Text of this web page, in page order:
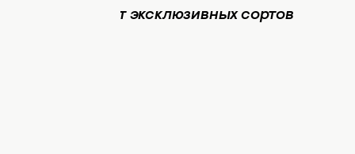
ассортимент эксклюзивных сортов